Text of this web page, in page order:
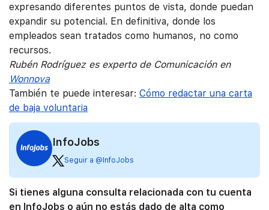
expresando diferentes puntos de vista, donde puedan
expandir su potencial. En definitiva, donde los
empleados sean tratados como humanos, no como
recursos.
Rubén Rodríguez es experto de Comunicación en
Wonnova
También te puede interesar: Cómo redactar una carta
de baja voluntaria
InfoJobs
Seguir a @InfoJobs
Si tienes alguna consulta relacionada con tu cuenta
en InfoJobs o aún no estás dado de alta como